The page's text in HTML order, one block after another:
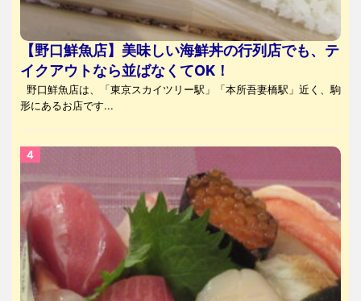
【野口鮮魚店】美味しい海鮮丼の行列店でも、テ
イクアウトなら並ばなくてOK！
野口鮮魚店は、「東京スカイツリー駅」「本所吾妻橋駅」近く、駒
形にあるお店です...